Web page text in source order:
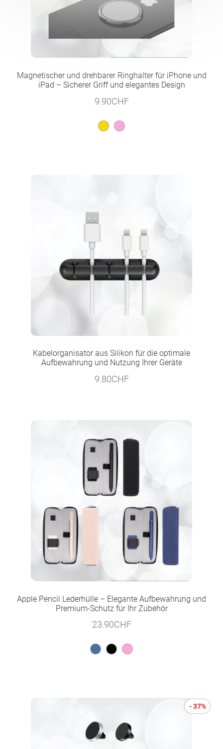
Magnetischer und drehbarer Ringhalter für iPhone und
iPad – Sicherer Griff und elegantes Design
9.90CHF
Kabelorganisator aus Silikon für die optimale
Aufbewahrung und Nutzung Ihrer Geräte
9.80CHF
Apple Pencil Lederhülle – Elegante Aufbewahrung und
Premium-Schutz für Ihr Zubehör
23.90CHF
- 37%